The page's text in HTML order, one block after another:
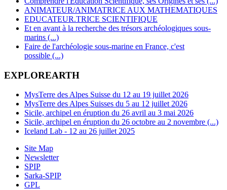
ANIMATEUR/ANIMATRICE AUX MATHEMATIQUES
EDUCATEUR.TRICE SCIENTIFIQUE
Et en avant à la recherche des trésors archéologiques sous-
marins (...)
Faire de l'archéologie sous-marine en France, c'est
possible (...)
EXPLOREARTH
MysTerre des Alpes Suisse du 12 au 19 juillet 2026
MysTerre des Alpes Suisses du 5 au 12 juillet 2026
Sicile, archipel en éruption du 26 avril au 3 mai 2026
Sicile, archipel en éruption du 26 octobre au 2 novembre (...)
Iceland Lab - 12 au 26 juillet 2025
Site Map
Newsletter
SPIP
Sarka-SPIP
GPL